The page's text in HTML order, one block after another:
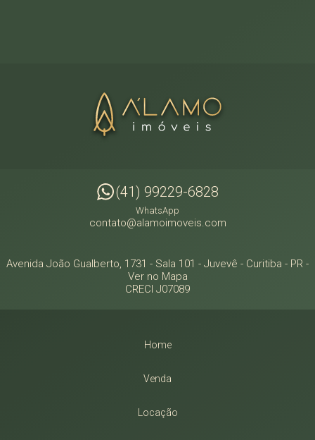
(41) 99229-6828
WhatsApp
contato@alamoimoveis.com
Avenida João Gualberto, 1731 - Sala 101 - Juvevê - Curitiba - PR -
Ver no Mapa
CRECI J07089
Home
Venda
Locação